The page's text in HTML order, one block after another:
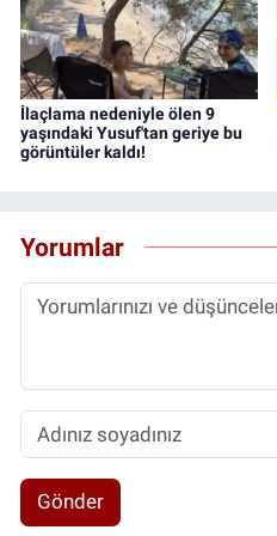
İlaçlama nedeniyle ölen 9
yaşındaki Yusuf'tan geriye bu
görüntüler kaldı!
Yorumlar
Gönder